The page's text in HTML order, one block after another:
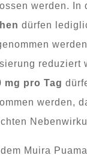
werden. In
dürfen
reduziert
mg pro Tag
werden,
Muira